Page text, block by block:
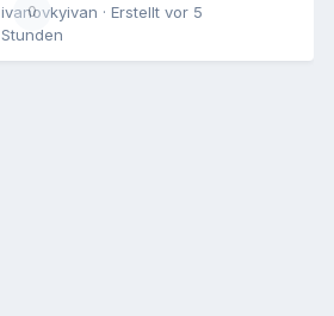
0
ivanovkyivan · Erstellt vor 5
Stunden